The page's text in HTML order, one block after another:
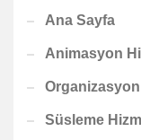
Ana Sayfa
Animasyon
Süsleme